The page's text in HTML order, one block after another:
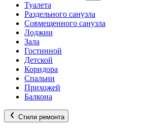
Туалета
Раздельного санузла
Совмещенного санузла
Лоджии
Зала
Гостинной
Детской
Коридора
Спальни
Прихожей
Балкона
Стили ремонта